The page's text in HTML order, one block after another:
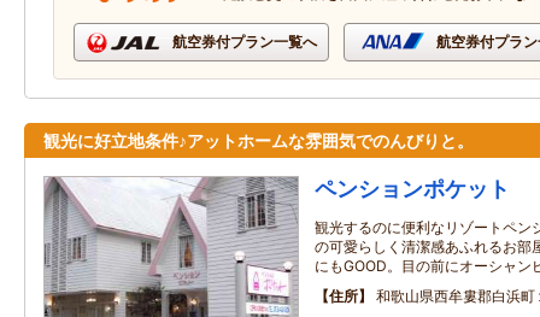
航空券付プラン一覧へ 航空券付プラ
観光に好立地条件♪アットホームな雰囲気でのんびりと。
ペンションポケット
観光するのに便利なリゾートペン
の可愛らしく清潔感あふれるお部
にもGOOD。目の前にオーシャン
住所
和歌山県西牟婁郡白浜町